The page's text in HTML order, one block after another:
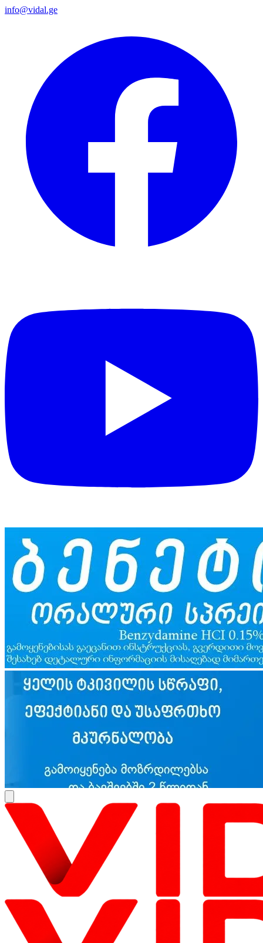
info@vidal.ge